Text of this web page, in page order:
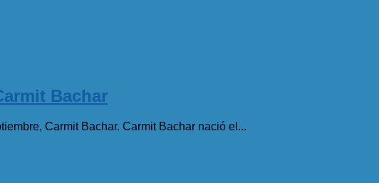
Bachar
Carmit Bachar. Carmit Bachar nació el...